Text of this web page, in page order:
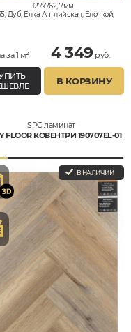
127x762, 7мм
Дуб, Елка Английская, Елочкой,
за 1 м² 4 349руб.
В КОРЗИНУ
SPC ламинат
FLOOR КОВЕНТРИ 190707EL-01
В НАЛИЧИИ